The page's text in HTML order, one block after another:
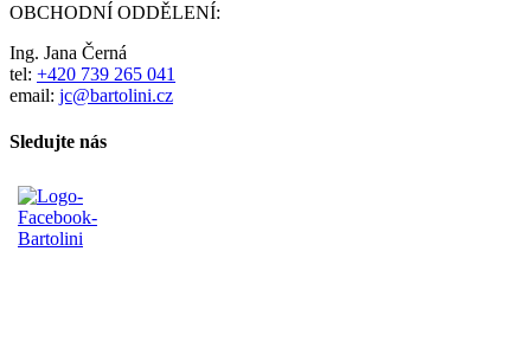
OBCHODNÍ ODDĚLENÍ:
Ing. Jana Černá
tel: +420 739 265 041
email: jc@bartolini.cz
Sledujte nás